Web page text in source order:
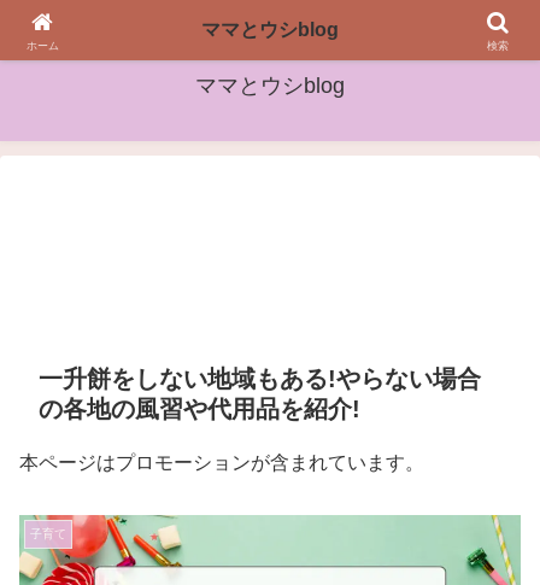
女性や子どもたちに役立つ情報をお届け
ママとウシblog
一升餅をしない地域もある!やらない場合
の各地の風習や代用品を紹介!
本ページはプロモーションが含まれています。
子育て
ホーム
ママとウシblog
検索